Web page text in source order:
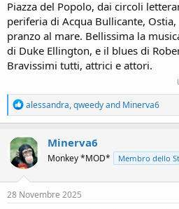
Piazza del Popolo, dai circoli
periferia di Acqua Bullicante,
pranzo al mare. Bellissima la
di Duke Ellington, e il blues di
Bravissimi tutti, attrici e attori.
R
e
a
c
t
i
o
n
s
alessandra,qweedyand Minerva6
Minerva6
Monkey *MOD* Membro dello
28 Novembre 2025